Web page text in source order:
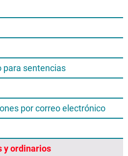
para sentencias
por correo electrónico
y ordinarios